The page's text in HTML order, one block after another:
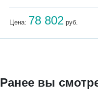
Цена: 78 802 руб.
Ранее вы